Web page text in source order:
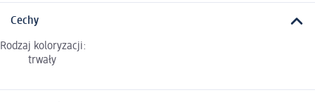
Cechy
Rodzaj koloryzacji:
trwały